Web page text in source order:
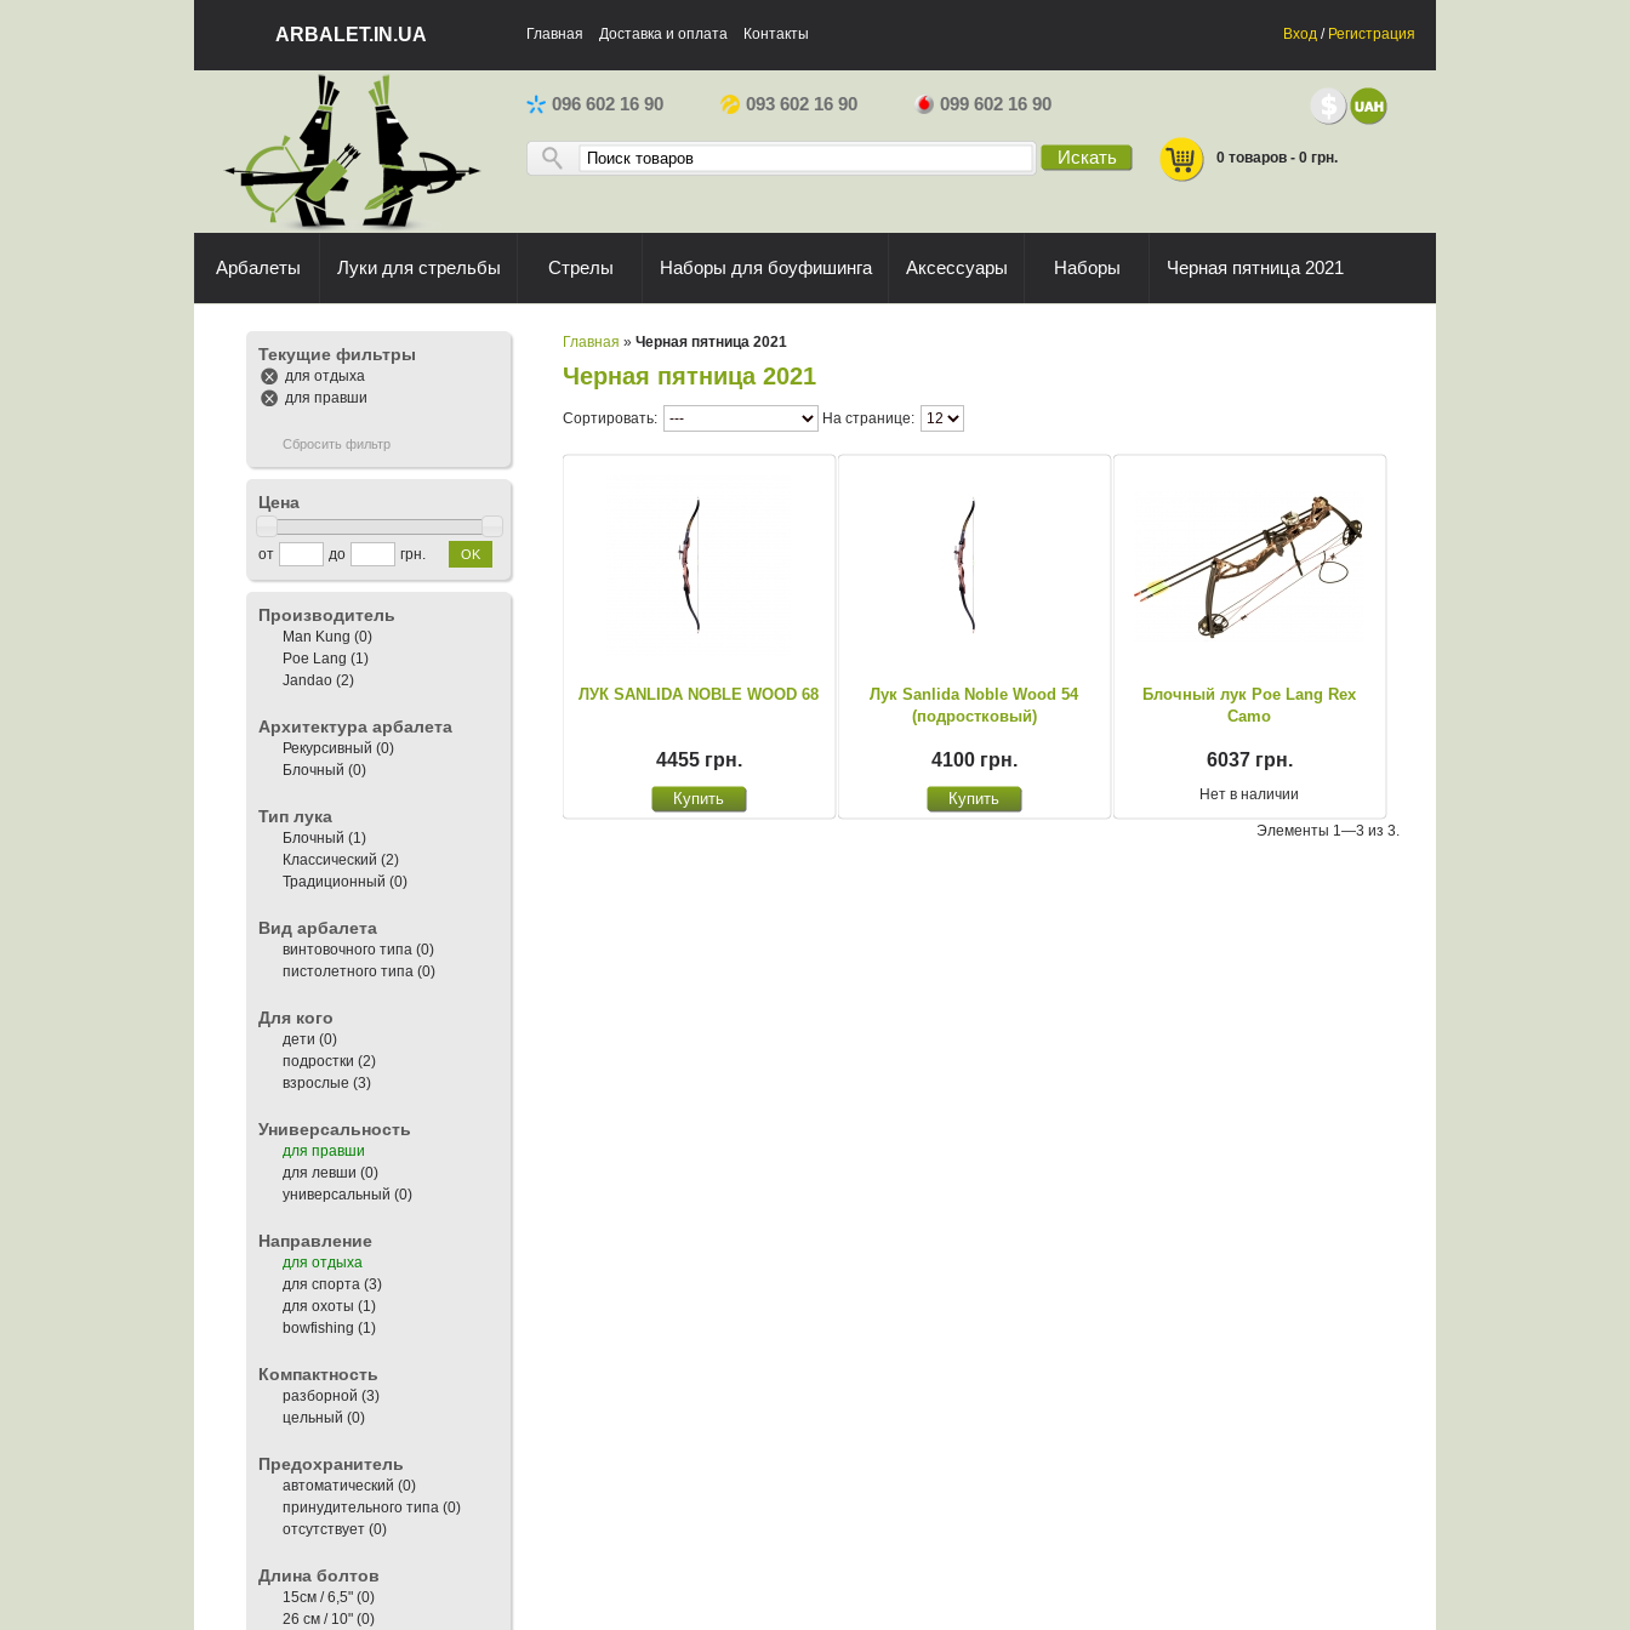
ARBALET.IN.UA Главная Доставка и оплата Контакты Вход / Регистрация
096 602 16 90 093 602 16 90 099 602 16 90
Искать 0 товаров - 0 грн.
Арбалеты Луки для стрельбы Стрелы Наборы для боуфишинга Аксессуары Наборы Черная пятница 2021
Текущие фильтры
для отдыха
для правши
Сбросить фильтр
Цена
от до грн. OK
Производитель
Man Kung (0)
Poe Lang (1)
Jandao (2)
Архитектура арбалета
Рекурсивный (0)
Блочный (0)
Тип лука
Блочный (1)
Классический (2)
Традиционный (0)
Вид арбалета
винтовочного типа (0)
пистолетного типа (0)
Для кого
дети (0)
подростки (2)
взрослые (3)
Универсальность
для правши
для левши (0)
универсальный (0)
Направление
для отдыха
для спорта (3)
для охоты (1)
bowfishing (1)
Компактность
разборной (3)
цельный (0)
Предохранитель
автоматический (0)
принудительного типа (0)
отсутствует (0)
Длина болтов
15см / 6,5" (0)
26 см / 10" (0)
Главная » Черная пятница 2021
Черная пятница 2021
Сортировать: На странице:
ЛУК SANLIDA NOBLE WOOD 68
4455 грн.
Лук Sanlida Noble Wood 54
(подростковый)
4100 грн.
Блочный лук Poe Lang Rex
Camo
6037 грн.
Нет в наличии
Элементы 1—3 из 3.